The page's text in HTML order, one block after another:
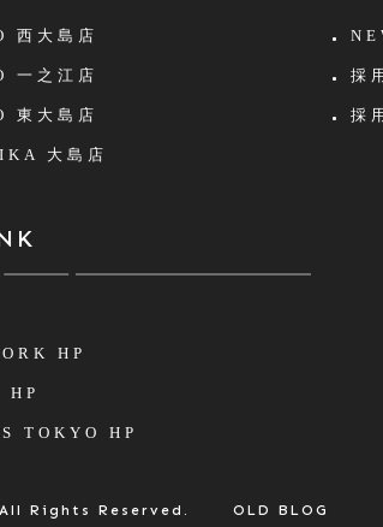
西大島店
一之江店
東大島店
大島店
HP
HP
TOKYO HP
採
採
All Rights Reserved. OLD BLOG